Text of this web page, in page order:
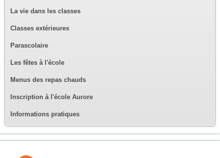
La vie dans les classes
Classes extérieures
Parascolaire
Les fêtes à l'école
Menus des repas chauds
Inscription à l'école Aurore
Informations pratiques